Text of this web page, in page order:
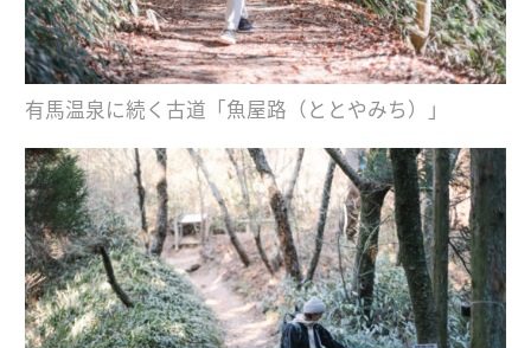
有馬温泉に続く古道「魚屋路（ととやみち）」